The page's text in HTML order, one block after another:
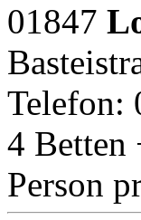
01847
Telefon:
4 Betten
Person